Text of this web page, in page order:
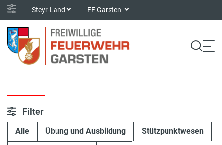
Steyr-Land FF Garsten
Filter
Alle Übung und Ausbildung Stützpunktwesen